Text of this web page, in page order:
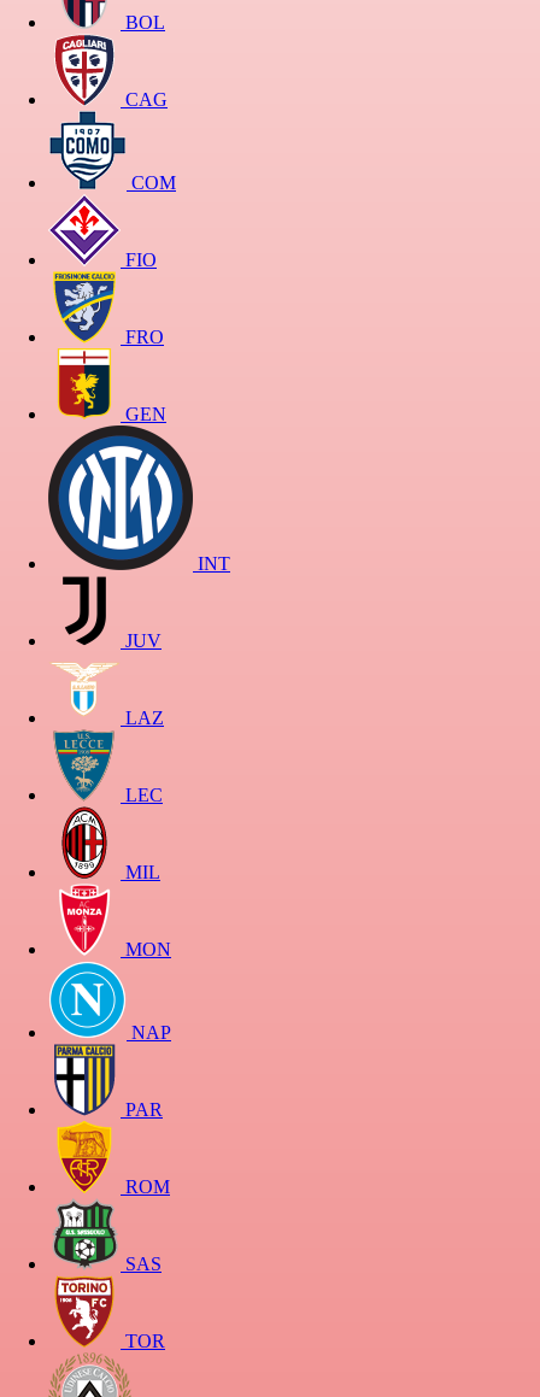
BOL
CAG
COM
FIO
FRO
GEN
INT
JUV
LAZ
LEC
MIL
MON
NAP
PAR
ROM
SAS
TOR